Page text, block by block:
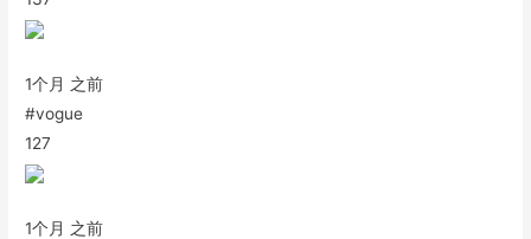
1个月 之前
#vogue
127
1个月 之前